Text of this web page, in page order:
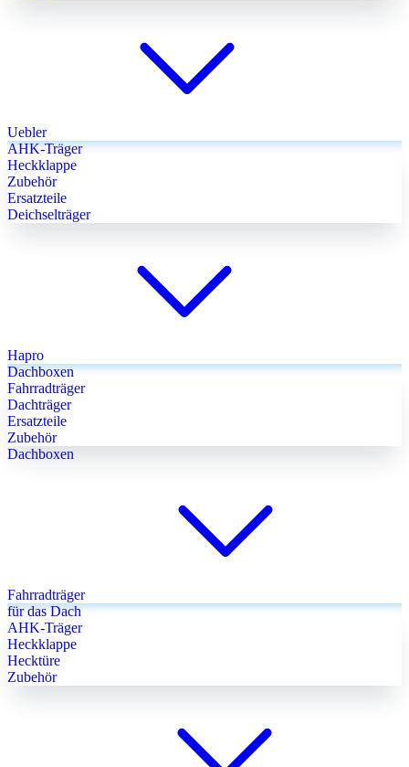
Uebler
AHK-Träger
Heckklappe
Zubehör
Ersatzteile
Deichselträger
Hapro
Dachboxen
Fahrradträger
Dachträger
Ersatzteile
Zubehör
Dachboxen
Fahrradträger
für das Dach
AHK-Träger
Heckklappe
Hecktüre
Zubehör